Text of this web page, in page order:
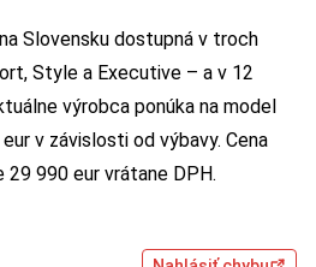
Slovensku dostupná v troch
Style a Executive – a v 12
výrobca ponúka na model
v závislosti od výbavy. Cena
990 eur vrátane DPH.